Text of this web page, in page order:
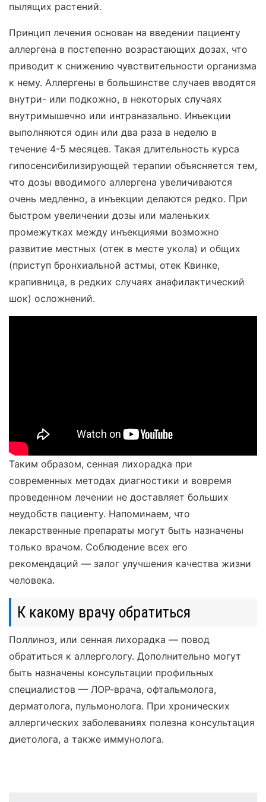
пылящих растений.
Принцип лечения основан на введении пациенту
аллергена в постепенно возрастающих дозах, что
приводит к снижению чувствительности организма
к нему. Аллергены в большинстве случаев вводятся
внутри- или подкожно, в некоторых случаях
внутримышечно или интраназально. Инъекции
выполняются один или два раза в неделю в
течение 4-5 месяцев. Такая длительность курса
гипосенсибилизирующей терапии объясняется тем,
что дозы вводимого аллергена увеличиваются
очень медленно, а инъекции делаются редко. При
быстром увеличении дозы или маленьких
промежутках между инъекциями возможно
развитие местных (отек в месте укола) и общих
(приступ бронхиальной астмы, отек Квинке,
крапивница, в редких случаях анафилактический
шок) осложнений.
Таким образом, сенная лихорадка при
современных методах диагностики и вовремя
проведенном лечении не доставляет больших
неудобств пациенту. Напоминаем, что
лекарственные препараты могут быть назначены
только врачом. Соблюдение всех его
рекомендаций — залог улучшения качества жизни
человека.
К какому врачу обратиться
Поллиноз, или сенная лихорадка — повод
обратиться к аллергологу. Дополнительно могут
быть назначены консультации профильных
специалистов — ЛОР-врача, офтальмолога,
дерматолога, пульмонолога. При хронических
аллергических заболеваниях полезна консультация
диетолога, а также иммунолога.